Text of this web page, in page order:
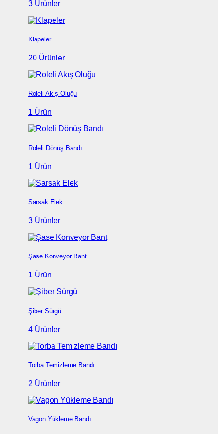
3 Ürünler
Klapeler
20 Ürünler
Roleli Akış Oluğu
1 Ürün
Roleli Dönüş Bandı
1 Ürün
Sarsak Elek
3 Ürünler
Şase Konveyor Bant
1 Ürün
Şiber Sürgü
4 Ürünler
Torba Temizleme Bandı
2 Ürünler
Vagon Yükleme Bandı